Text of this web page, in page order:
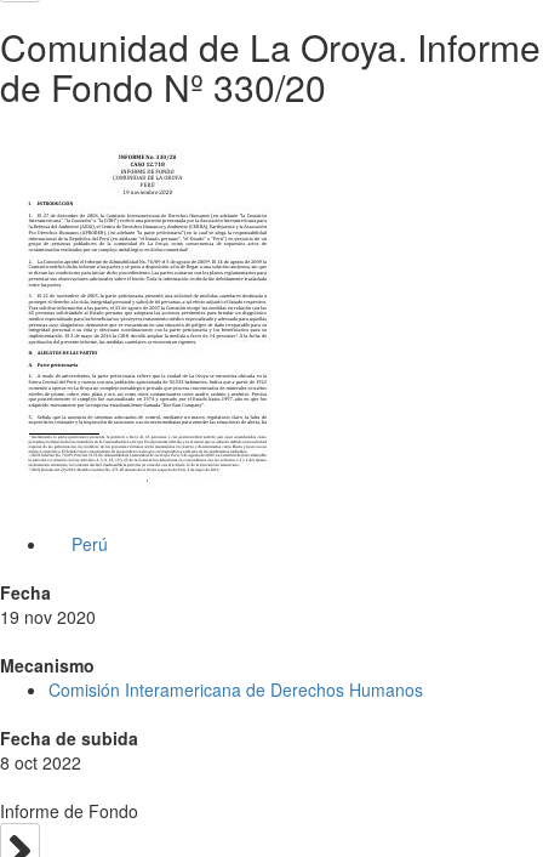
Comunidad de La Oroya. Informe
de Fondo Nº 330/20
Perú
Fecha
19 nov 2020
Mecanismo
Comisión Interamericana de Derechos Humanos
Fecha de subida
8 oct 2022
Informe de Fondo